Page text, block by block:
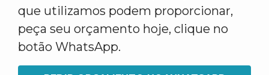
que utilizamos podem proporcionar,
peça seu orçamento hoje, clique no
botão WhatsApp.